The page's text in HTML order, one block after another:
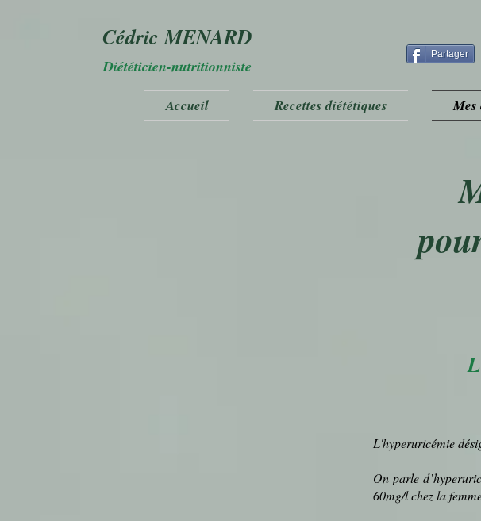
Cédric MENARD
Diététicien-nutritionniste
Partager
Accueil Recettes diététiques Mes
L'hyperuricémie
On parle
60mg/l chez la